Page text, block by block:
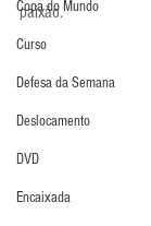
Copa do Mundo
Curso
Defesa da Semana
Deslocamento
DVD
Encaixada
paixão.